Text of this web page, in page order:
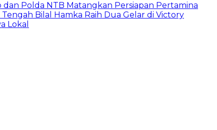
dan Polda NTB Matangkan Persiapan Pertamina
Bilal Hamka Raih Dua Gelar di Victory
Lokal